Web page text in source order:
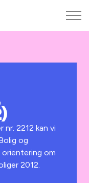
2212 kan vi
og
om
2012.